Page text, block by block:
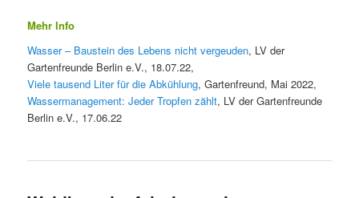
Mehr Info
Wasser – Baustein des Lebens nicht vergeuden, LV der
Gartenfreunde Berlin e.V., 18.07.22,
Viele tausend Liter für die Abkühlung, Gartenfreund, Mai 2022,
Wassermanagement: Jeder Tropfen zählt, LV der Gartenfreunde
Berlin e.V., 17.06.22